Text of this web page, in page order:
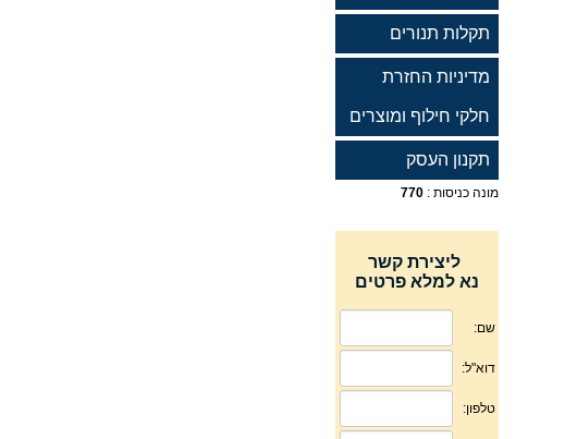
תקלות תנורים
מדיניות החזרת
חלקי חילוף ומוצרים
תקנון העסק
מונה כניסות : 770
ליצירת קשר
נא למלא פרטים